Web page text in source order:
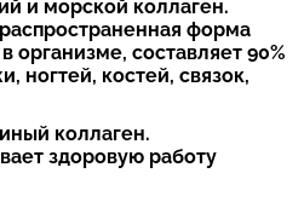
и морской коллаген.
форма
организме, составляет 90%
ногтей, костей, связок,
коллаген.
здоровую работу